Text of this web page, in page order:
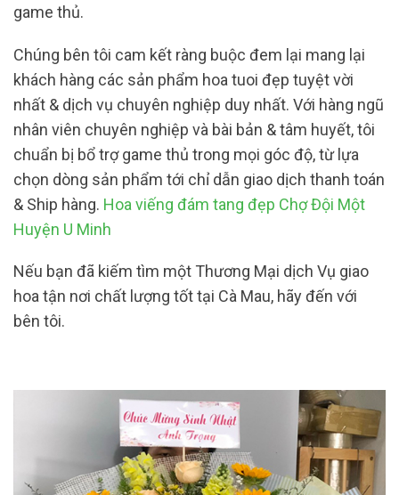
game thủ.
Chúng bên tôi cam kết ràng buộc đem lại mang lại
khách hàng các sản phẩm hoa tuoi đẹp tuyệt vời
nhất & dịch vụ chuyên nghiệp duy nhất. Với hàng ngũ
nhân viên chuyên nghiệp và bài bản & tâm huyết, tôi
chuẩn bị bổ trợ game thủ trong mọi góc độ, từ lựa
chọn dòng sản phẩm tới chỉ dẫn giao dịch thanh toán
& Ship hàng. Hoa viếng đám tang đẹp Chợ Đội Một
Huyện U Minh
Nếu bạn đã kiếm tìm một Thương Mại dịch Vụ giao
hoa tận nơi chất lượng tốt tại Cà Mau, hãy đến với
bên tôi.